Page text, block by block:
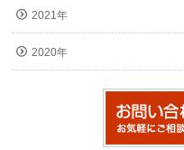
2021年
2020年